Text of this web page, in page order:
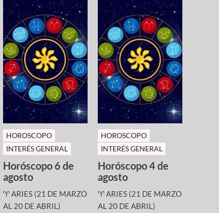
HOROSCOPO
INTERÉS GENERAL
Horóscopo 6 de
agosto
♈ ARIES (21 DE MARZO
AL 20 DE ABRIL)
HOROSCOPO
INTERÉS GENERAL
Horóscopo 4 de
agosto
♈ ARIES (21 DE MARZO
AL 20 DE ABRIL)